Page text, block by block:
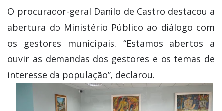
O procurador-geral Danilo de Castro destacou a
abertura do Ministério Público ao diálogo com
os gestores municipais. “Estamos abertos a
ouvir as demandas dos gestores e os temas de
interesse da população”, declarou.